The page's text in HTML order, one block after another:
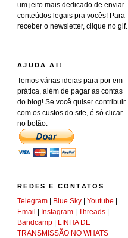
um jeito mais dedicado de enviar
conteúdos legais pra vocês! Para
receber o newsletter, clique no gif.
AJUDA AI!
Temos várias ideias para por em
prática, além de pagar as contas
do blog! Se você quiser contribuir
com os custos do site, é só clicar
no botão.
REDES E CONTATOS
Telegram | Blue Sky |Youtube |
Email | Instagram |Threads |
Bandcamp | LINHA DE
TRANSMISSÃO NO WHATS